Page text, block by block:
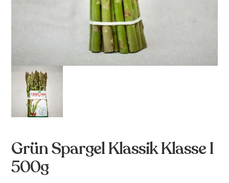
Grün Spargel Klassik Klasse I
500g